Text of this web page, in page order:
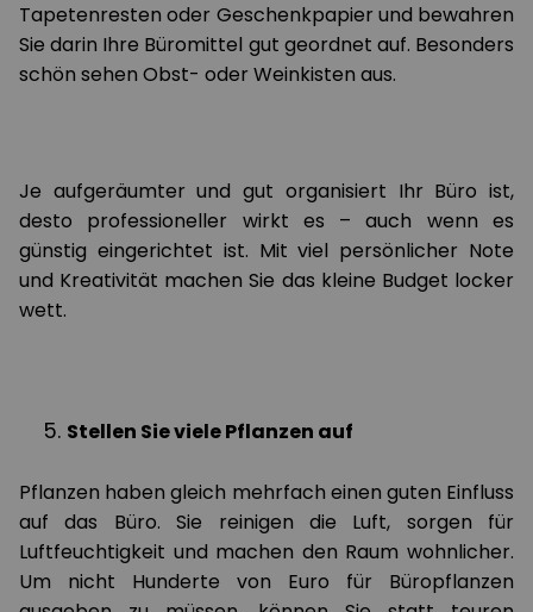
Tapetenresten oder Geschenkpapier und bewahren
Sie darin Ihre Büromittel gut geordnet auf. Besonders
schön sehen Obst- oder Weinkisten aus.
Je aufgeräumter und gut organisiert Ihr Büro ist,
desto professioneller wirkt es – auch wenn es
günstig eingerichtet ist. Mit viel persönlicher Note
und Kreativität machen Sie das kleine Budget locker
wett.
Stellen Sie viele Pflanzen auf
Pflanzen haben gleich mehrfach einen guten Einfluss
auf das Büro. Sie reinigen die Luft, sorgen für
Luftfeuchtigkeit und machen den Raum wohnlicher.
Um nicht Hunderte von Euro für Büropflanzen